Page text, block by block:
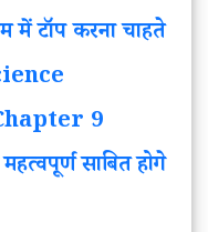
में टॉप करना चाहते
9
साबित होगे